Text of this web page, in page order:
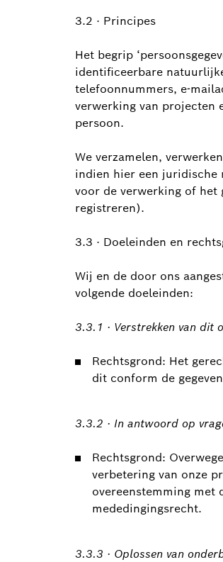
3.2 · Principes
Het begrip
identificeerbare
telefoonnummers, e-
verwerking van projecten
persoon.
We verzamelen,
indien hier een juridische
voor de verwerking of het
registreren).
3.3 · Doeleinden en
Wij en de door ons
volgende doeleinden:
3.3.1 · Verstrekken van dit
Rechtsgrond: Het
dit conform de
3.3.2 · In antwoord op
Rechtsgrond:
verbetering van onze
overeenstemming met
mededingingsrecht.
3.3.3 · Oplossen van